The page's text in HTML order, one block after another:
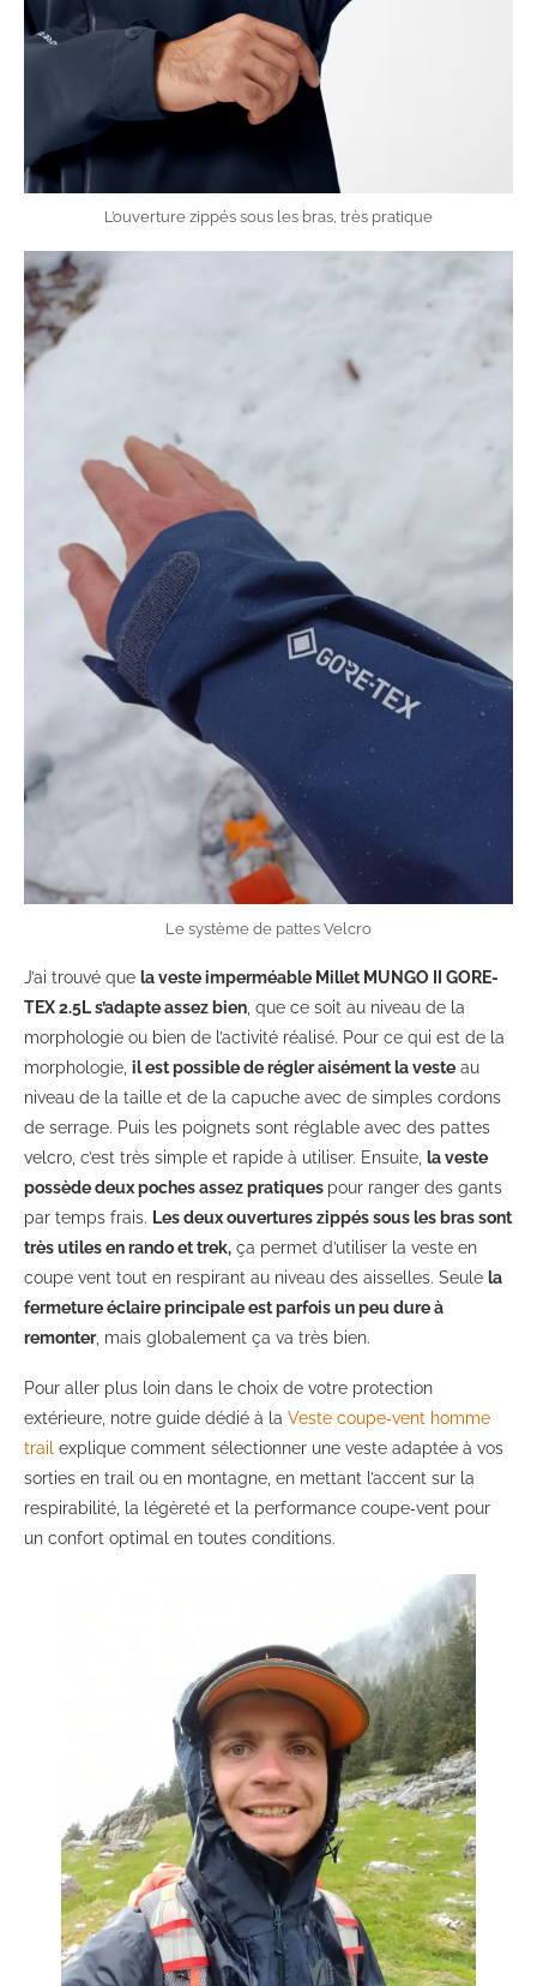
L’ouverture zippés sous les bras, très pratique
Le système de pattes Velcro
J’ai trouvé que la veste imperméable Millet MUNGO II GORE-
TEX 2.5L s’adapte assez bien , que ce soit au niveau de la
morphologie ou bien de l’activité réalisé. Pour ce qui est de la
morphologie, il est possible de régler aisément la veste au
niveau de la taille et de la capuche avec de simples cordons
de serrage. Puis les poignets sont réglable avec des pattes
velcro, c’est très simple et rapide à utiliser. Ensuite, la veste
possède deux poches assez pratiques pour ranger des gants
par temps frais. Les deux ouvertures zippés sous les bras sont
très utiles en rando et trek, ça permet d’utiliser la veste en
coupe vent tout en respirant au niveau des aisselles. Seule la
fermeture éclaire principale est parfois un peu dure à
remonter, mais globalement ça va très bien.
Pour aller plus loin dans le choix de votre protection
extérieure, notre guide dédié à la Veste coupe‑vent homme
trail explique comment sélectionner une veste adaptée à vos
sorties en trail ou en montagne, en mettant l’accent sur la
respirabilité, la légèreté et la performance coupe‑vent pour
un confort optimal en toutes conditions.